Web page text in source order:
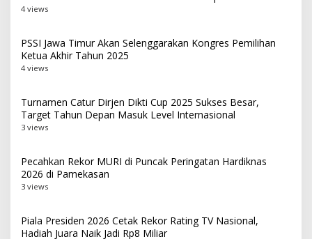
4 views
PSSI Jawa Timur Akan Selenggarakan Kongres Pemilihan
Ketua Akhir Tahun 2025
4 views
Turnamen Catur Dirjen Dikti Cup 2025 Sukses Besar,
Target Tahun Depan Masuk Level Internasional
3 views
Pecahkan Rekor MURI di Puncak Peringatan Hardiknas
2026 di Pamekasan
3 views
Piala Presiden 2026 Cetak Rekor Rating TV Nasional,
Hadiah Juara Naik Jadi Rp8 Miliar